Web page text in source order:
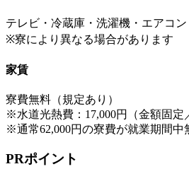
テレビ・冷蔵庫・洗濯機・エアコ
※寮により異なる場合があります
家賃
寮費無料（規定あり）
※水道光熱費：17,000円（金額固定
※通常62,000円の寮費が就業期間中
PRポイント